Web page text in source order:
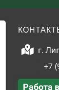
г.
+7
Работа